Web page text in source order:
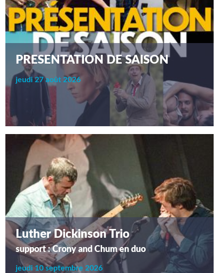
PRESENTATION DE SAISON
jeudi 27 août 2026
Luther Dickinson Trio
support : Crony and Chum en duo
jeudi 10 septembre 2026